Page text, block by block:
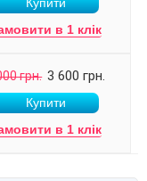
в 1 клік
грн. 3 600 грн.
в 1 клік